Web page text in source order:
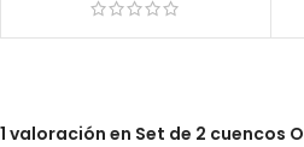
1 valoración en Set de 2 cuencos